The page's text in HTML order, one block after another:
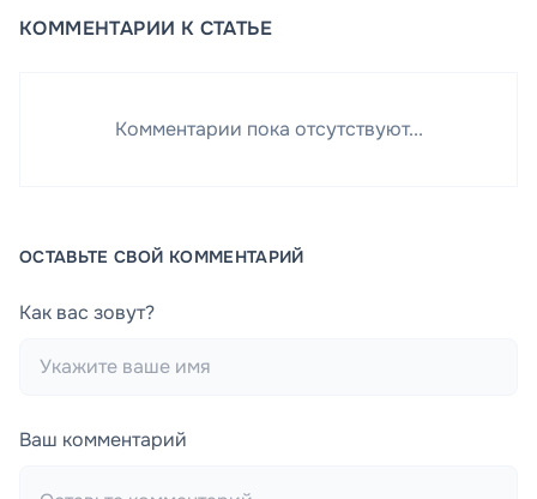
КОММЕНТАРИИ К СТАТЬЕ
Комментарии пока отсутствуют...
ОСТАВЬТЕ СВОЙ КОММЕНТАРИЙ
Как вас зовут?
Ваш комментарий